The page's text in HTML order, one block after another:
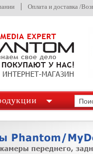
Оплата и доставка /